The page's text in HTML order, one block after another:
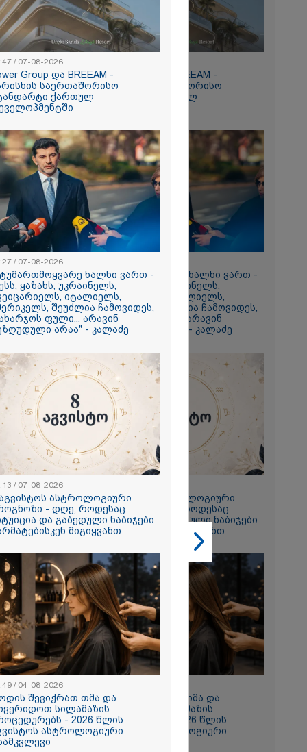
894.40
დღეს არ
ცოტნესთვის
სახლში
ცხოვრობს
ერთი
არ არის
- ანა
მიგვაჩნია,
გასვენება
მოხდეს, ეს
ისეთი
უნდა
შფოთვა
- დედა
Tower Group და BREEAM -
ხარისხის საერთაშორისო
სტანდარტი ქართულ
"სტუმართმოყვარე ხალხი ვართ -
რუსს, ყაზახს, უკრაინელს,
შვეიცარიელს, იტალიელს,
ამერიკელს, შეუძლია ჩამოვიდეს,
დახარჯოს ფული... არავინ
შეზღუდული არაა" - კალაძე
8 აგვისტოს ასტროლოგიური
პროგნოზი - დღე, როდესაც
ინტუიცია და გაბედული ნაბიჯები
წარმატებისკენ მიგიყვანთ
როდის შევიჭრათ თმა და
მოვერიდოთ სილამაზის
პროცედურებს - 2026 წლის
აგვისტოს ასტროლოგიური
/ 07-08-2026
Group და BREEAM -
საერთაშორისო
ქართულ
/ 07-08-2026
ხალხი ვართ -
ყაზახს, უკრაინელს,
იტალიელს,
შეუძლია ჩამოვიდეს,
ფული... არავინ
არაა" - კალაძე
/ 07-08-2026
ასტროლოგიური
- დღე, როდესაც
და გაბედული ნაბიჯები
მიგიყვანთ
/ 04-08-2026
შევიჭრათ თმა და
სილამაზის
- 2026 წლის
ასტროლოგიური